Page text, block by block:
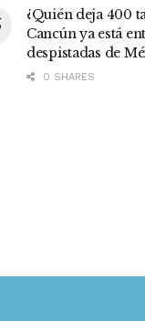
¿Quién deja 400
Cancún ya está
despistadas de
0 SHARES